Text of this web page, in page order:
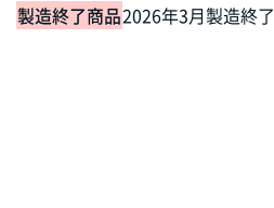
製造終了商品2026年3月製造終了